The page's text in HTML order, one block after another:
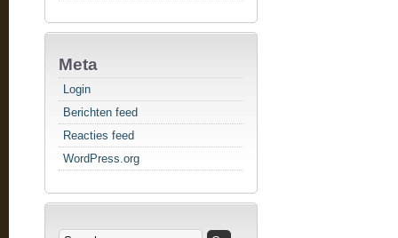
Meta
Login
Berichten feed
Reacties feed
WordPress.org